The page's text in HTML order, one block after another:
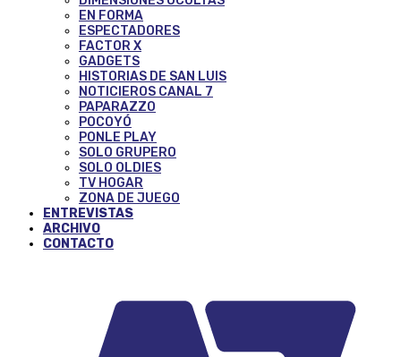
EN FORMA
ESPECTADORES
FACTOR X
GADGETS
HISTORIAS DE SAN LUIS
NOTICIEROS CANAL 7
PAPARAZZO
POCOYÓ
PONLE PLAY
SOLO GRUPERO
SOLO OLDIES
TV HOGAR
ZONA DE JUEGO
ENTREVISTAS
ARCHIVO
CONTACTO